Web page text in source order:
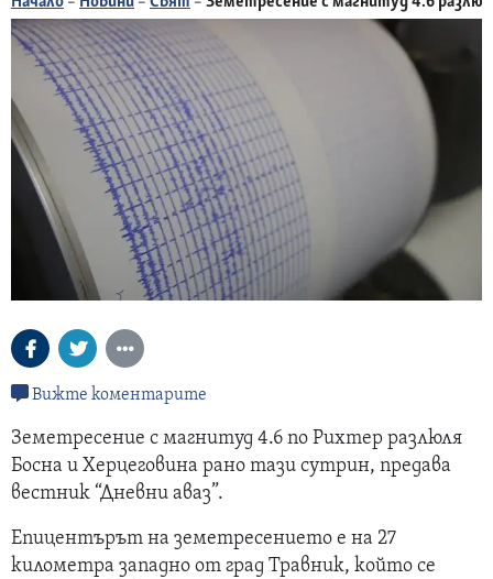
Вижте коментарите
Земетресение с магнитуд 4.6 по Рихтер разлюля
Босна и Херцеговина рано тази сутрин, предава
вестник “Дневни аваз”.
Епицентърът на земетресението е на 27
километра западно от град Травник, който се